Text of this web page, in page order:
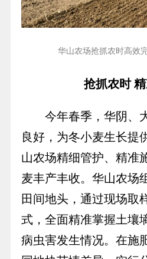
华山农场抢抓农时高效
抢抓农时
今年春季，华阴、
良好，为冬小麦生长提
山农场精细管护、精准
麦丰产丰收。华山农场
田间地头，通过现场取
式，全面精准掌握土壤
病虫害发生情况。在施